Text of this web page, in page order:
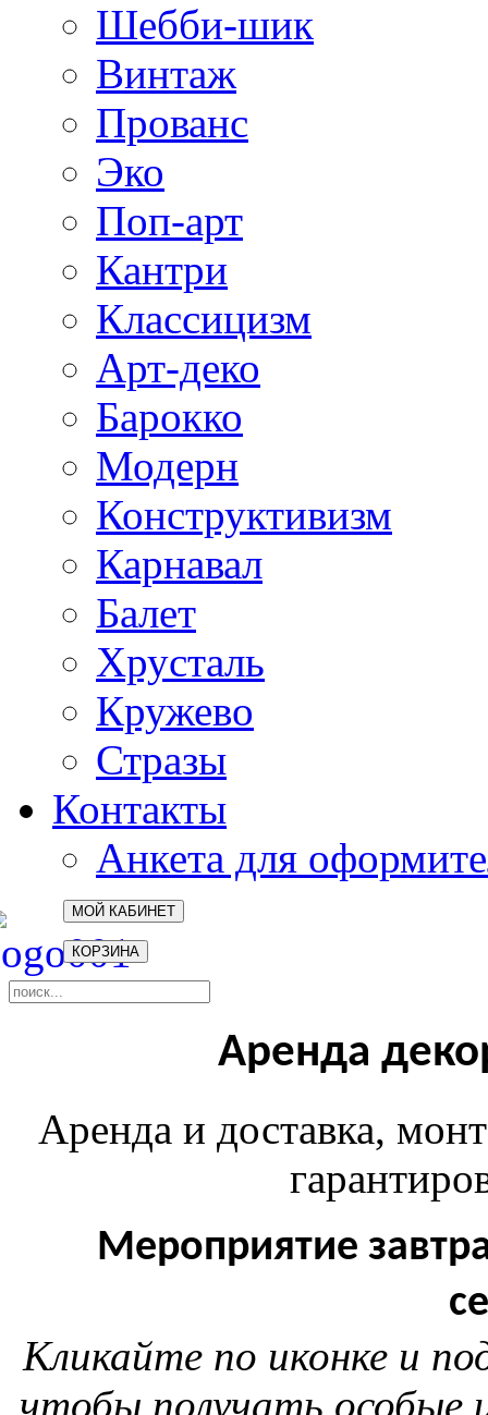
Шебби-шик
Винтаж
Прованс
Эко
Поп-арт
Кантри
Классицизм
Арт-деко
Барокко
Модерн
Конструктивизм
Карнавал
Балет
Хрусталь
Кружево
Стразы
Контакты
Анкета для
МОЙ КАБИНЕТ
КОРЗИНА
Аренда
Аренда и доставка,
Мероприятие
Кликайте по иконке и
чтобы получать особые